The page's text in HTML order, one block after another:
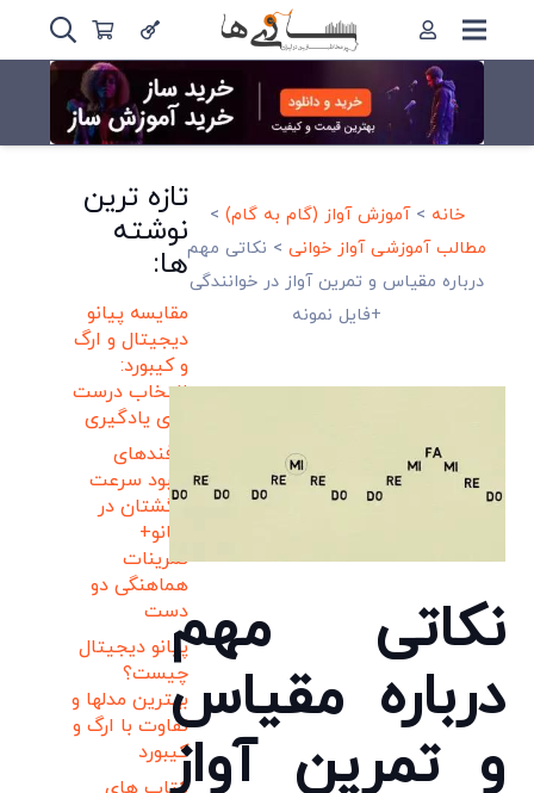
خانه >آموزش آواز (گام به گام) >
مطالب آموزشی آواز خوانی> نکاتی مهم
درباره مقیاس و تمرین آواز در خوانندگی
+فایل نمونه
نکاتی مهم
درباره مقیاس
و تمرین آواز
تازه ترین
نوشته
ها:
مقایسه پیانو
دیجیتال و ارگ
و کیبورد:
انتخاب درست
برای یادگیری
ترفندهای
بهبود سرعت
انگشتان در
پیانو+
تمرینات
هماهنگی دو
دست
پیانو دیجیتال
چیست؟
بهترین مدلها و
تفاوت با ارگ و
کیبورد